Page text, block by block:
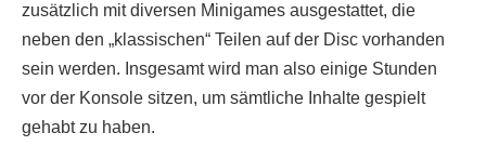
zusätzlich mit diversen Minigames ausgestattet, die
neben den „klassischen“ Teilen auf der Disc vorhanden
sein werden. Insgesamt wird man also einige Stunden
vor der Konsole sitzen, um sämtliche Inhalte gespielt
gehabt zu haben.